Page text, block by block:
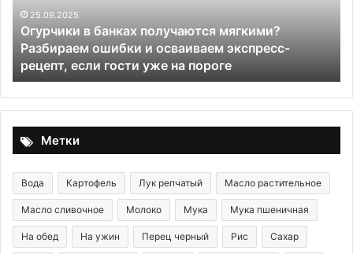
29.05.2020
Мармелад из джема
Метки
Вода Картофель Лук репчатый Масло растительное
Масло сливочное Молоко Мука Мука пшеничная
На обед На ужин Перец черный Рис Сахар